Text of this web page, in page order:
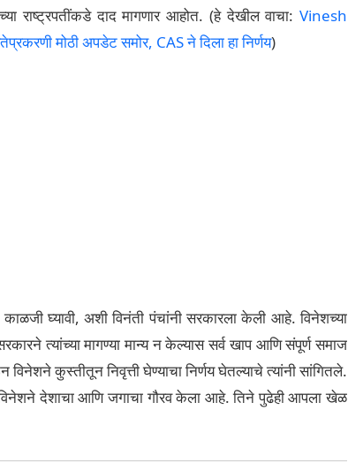
राष्ट्रपतींकडे दाद मागणार आहोत. (हे देखील वाचा: Vinesh
मोठी अपडेट समोर, CAS ने दिला हा निर्णय)
काळजी घ्यावी, अशी विनंती पंचांनी सरकारला केली आहे. विनेशच्या
त्यांच्या मागण्या मान्य न केल्यास सर्व खाप आणि संपूर्ण समाज
कुस्तीतून निवृत्ती घेण्याचा निर्णय घेतल्याचे त्यांनी सांगितले.
देशाचा आणि जगाचा गौरव केला आहे. तिने पुढेही आपला खेळ